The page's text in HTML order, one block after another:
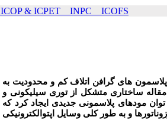
ICOP & ICPET _ INPC _ ICOFS سال۲۵ صفحات ۹۱۲-۹۰۹
های گرافن اتلاف کم و محدودیت به
ساختاری متشکل از توری سیلیکونی و
مودهای پلاسمونی جدیدی ایجاد کرد که
و به طور کلی وسایل اپتوالکترونیکی